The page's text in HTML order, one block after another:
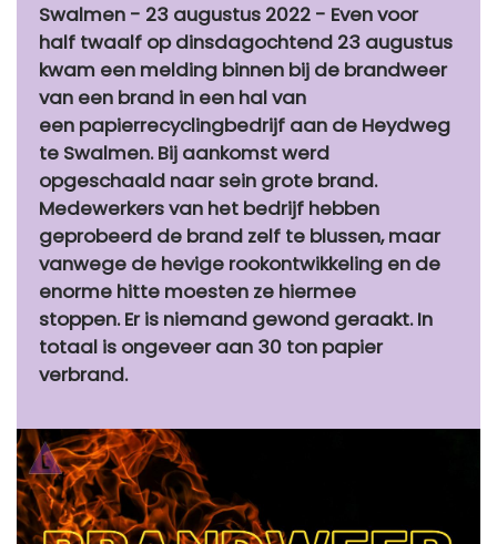
Swalmen - 23 augustus 2022 - Even voor
half twaalf op dinsdagochtend 23 augustus
kwam een melding binnen bij de brandweer
van een brand in een hal van
een papierrecyclingbedrijf aan de Heydweg
te Swalmen. Bij aankomst werd
opgeschaald naar sein grote brand.
Medewerkers van het bedrijf hebben
geprobeerd de brand zelf te blussen, maar
vanwege de hevige rookontwikkeling en de
enorme hitte moesten ze hiermee
stoppen. Er is niemand gewond geraakt. In
totaal is ongeveer aan 30 ton papier
verbrand.